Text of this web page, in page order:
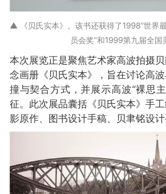
▲ 《贝氏实本》。该书还获得了1998“世界
员会奖”和1999第九届全国
本次展览正是聚焦艺术家高波拍摄
念画册《贝氏实本》，旨在讨论高
撞与契合方式，并展示高波“裸思
征。此次展品囊括《贝氏实本》手
影原作、图书设计手稿、贝聿铭设计